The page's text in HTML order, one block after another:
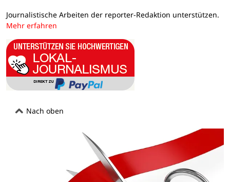
Journalistische Arbeiten der reporter-Redaktion unterstützen.
Mehr erfahren
Nach oben